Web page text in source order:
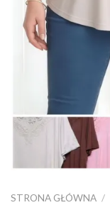
STRONA GŁÓWNA /